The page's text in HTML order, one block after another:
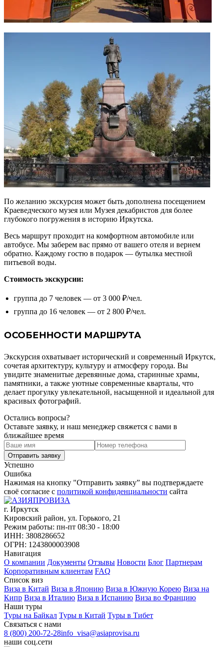
По желанию экскурсия может быть дополнена посещением
Краеведческого музея или Музея декабристов для более
глубокого погружения в историю Иркутска.
Весь маршрут проходит на комфортном автомобиле или
автобусе. Мы заберем вас прямо от вашего отеля и вернем
обратно. Каждому гостю в подарок — бутылка местной
питьевой воды.
Стоимость экскурсии:
группа до 7 человек — от 3 000 ₽/чел.
группа до 16 человек — от 2 800 ₽/чел.
ОСОБЕННОСТИ МАРШРУТА
Экскурсия охватывает исторический и современный Иркутск,
сочетая архитектуру, культуру и атмосферу города. Вы
увидите знаменитые деревянные дома, старинные храмы,
памятники, а также уютные современные кварталы, что
делает прогулку увлекательной, насыщенной и идеальной для
красивых фотографий.
Остались вопросы?
Оставьте заявку, и наш менеджер свяжется с вами в
ближайшее время
Успешно
Ошибка
Нажимая на кнопку "Отправить заявку” вы подтверждаете
своё согласие с политикой конфиденциальности сайта
г. Иркутск
Кировский район, ул. Горького, 21
Режим работы: пн-пт 08:30 - 18:00
ИНН: 3808286652
ОГРН: 1243800003908
Навигация
О компании Документы Отзывы Новости Блог Партнерам
Корпоративным клиентам FAQ
Список виз
Виза в Китай Виза в Японию Виза в Южную Корею Виза на
Кипр Виза в Италию Виза в Испанию Виза во Францию
Наши туры
Туры на Байкал Туры в Китай Туры в Тибет
Связаться с нами
8 (800) 200-72-28info_visa@asiaprovisa.ru
наши соц.сети